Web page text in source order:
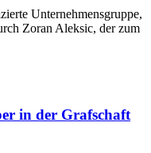
Unternehmensgruppe,
Zoran Aleksic, der zum
in der Grafschaft